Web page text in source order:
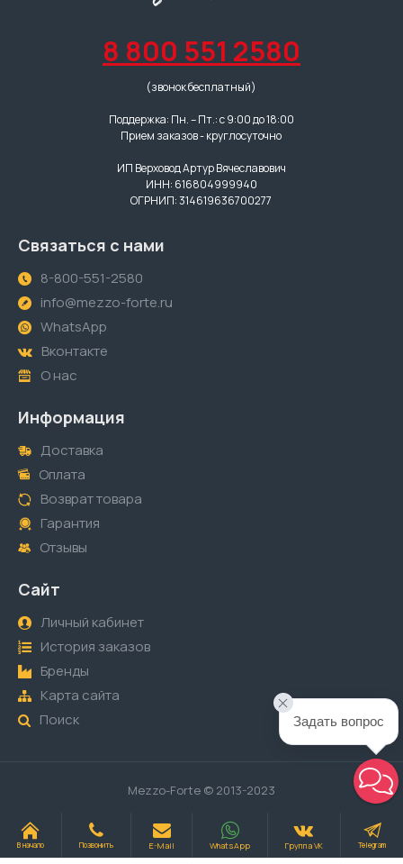
8 800 551 2580
(звонок бесплатный)
Поддержка: Пн. – Пт.: с 9:00 до 18:00
Прием заказов - круглосуточно
ИП Верховод Артур Вячеславович
ИНН: 616804999940
ОГРНИП: 314619636700277
Связаться с нами
8-800-551-2580
info@mezzo-forte.ru
WhatsApp
Вконтакте
О нас
Информация
Доставка
Оплата
Возврат товара
Гарантия
Отзывы
Сайт
Личный кабинет
История заказов
Бренды
Карта сайта
Поиск
Mezzo-Forte © 2013-2023
В начало Позвонить E-Mail WhatsApp Группа VK Telegram
Задать вопрос